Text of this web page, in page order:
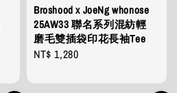
Broshood x JoeNg whonose
25AW33 聯名系列混紡輕
磨毛雙插袋印花長袖Tee
Regular
NT$ 1,280